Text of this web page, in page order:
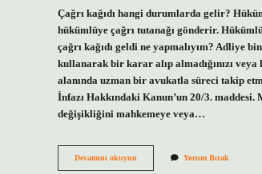
Çağrı kağıdı hangi durumlarda gelir?
hükümlüye çağrı tutanağı gönderir.
çağrı kağıdı geldi ne yapmalıyım? Adliye
kullanarak bir karar alıp almadığınızı veya
alanında uzman bir avukatla süreci takip
İnfazı Hakkındaki Kanun’un 20/3.
değişikliğini mahkemeye veya…
Devamını okuyun
Kağıdı
Yorum Bırak